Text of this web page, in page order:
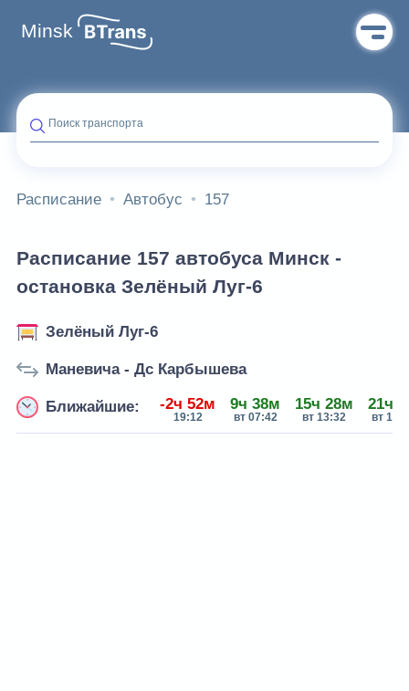
Minsk
Поиск транспорта
Расписание Автобус 157
Расписание 157 автобуса Минск -
остановка Зелёный Луг-6
Зелёный Луг-6
Маневича - Дс Карбышева
Ближайшие: -2ч 52м
19:12
9ч 38м
вт 07:42
15ч 28м
вт 13:32
21ч
вт